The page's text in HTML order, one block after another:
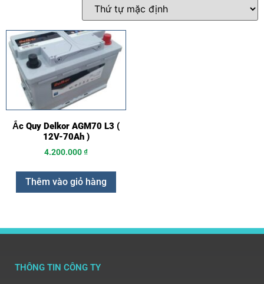
Ắc Quy Delkor AGM70 L3 (
12V-70Ah )
4.200.000₫
Thêm vào giỏ hàng
THÔNG TIN CÔNG TY